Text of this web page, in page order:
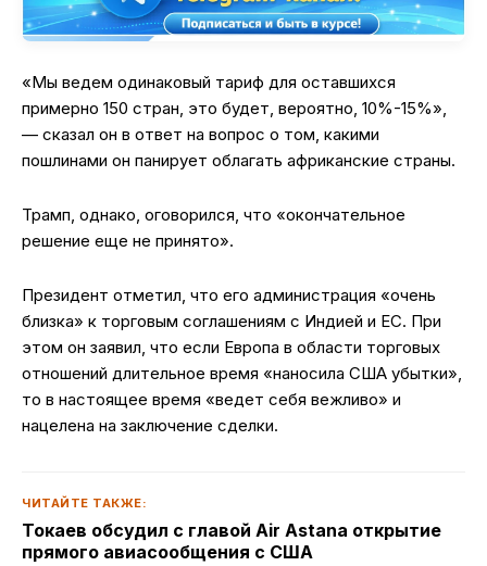
«Мы ведем одинаковый тариф для оставшихся
примерно 150 стран, это будет, вероятно, 10%-15%»,
— сказал он в ответ на вопрос о том, какими
пошлинами он панирует облагать африканские страны.
Трамп, однако, оговорился, что «окончательное
решение еще не принято».
Президент отметил, что его администрация «очень
близка» к торговым соглашениям с Индией и ЕС. При
этом он заявил, что если Европа в области торговых
отношений длительное время «наносила США убытки»,
то в настоящее время «ведет себя вежливо» и
нацелена на заключение сделки.
ЧИТАЙТЕ ТАКЖЕ:
Токаев обсудил с главой Air Astana открытие
прямого авиасообщения с США